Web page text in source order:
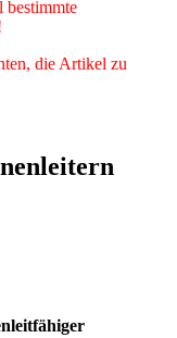
bestimmte
die Artikel zu